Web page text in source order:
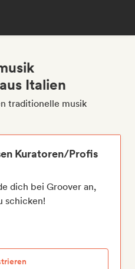
Italien
traditionelle musik
Kuratoren/Profis
dich bei Groover an,
schicken!